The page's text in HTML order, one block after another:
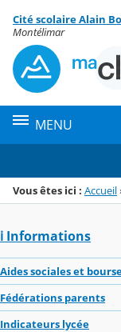
Menu de la
Contenu
Cité scolaire Alain
Montélimar
MENU
Vous êtes ici : Accueil
ℹ️ Informations
Aides sociales et
Fédérations parents
Indicateurs lycée